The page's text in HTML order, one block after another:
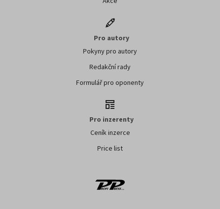
Pro autory
Pokyny pro autory
Redakční rady
Formulář pro oponenty
Pro inzerenty
Ceník inzerce
Price list